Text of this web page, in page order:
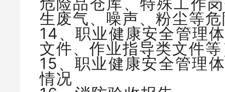
生废气、噪声、粉尘等
14、职业健康安全管理
文件、作业指导类文件
15、职业健康安全管理
情况